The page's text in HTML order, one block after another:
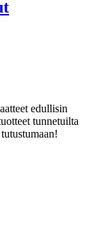
edullisin
tunnetuilta